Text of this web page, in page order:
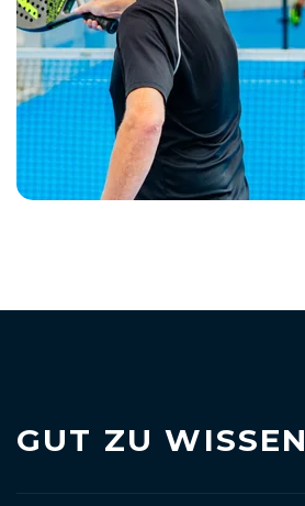
GUT ZU WISSEN